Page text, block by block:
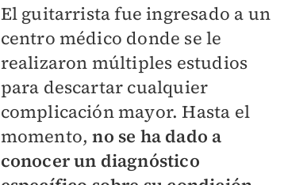
El guitarrista fue ingresado a un
centro médico donde se le
realizaron múltiples estudios
para descartar cualquier
complicación mayor. Hasta el
momento,no se ha dado a
conocer un diagnóstico